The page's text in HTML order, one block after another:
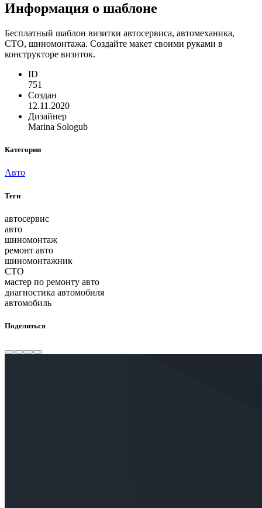
Информация о шаблоне
Бесплатный шаблон визитки автосервиса, автомеханика,
СТО, шиномонтажа. Создайте макет своими руками в
конструкторе визиток.
ID
751
Создан
12.11.2020
Дизайнер
Marina Sologub
Категории
Авто
Теги
автосервис
авто
шиномонтаж
ремонт авто
шиномонтажник
СТО
мастер по ремонту авто
диагностика автомобиля
автомобиль
Поделиться